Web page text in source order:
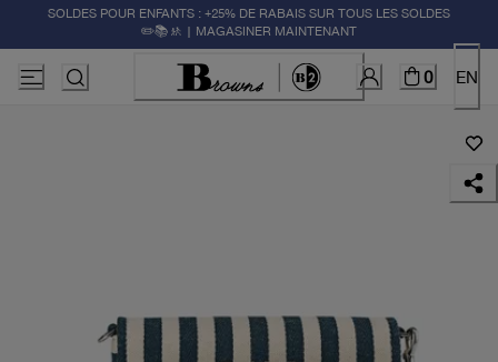
SOLDES POUR ENFANTS : +25% DE RABAIS SUR TOUS LES SOLDES
✏️📚🚸 | MAGASINER MAINTENANT
0 EN